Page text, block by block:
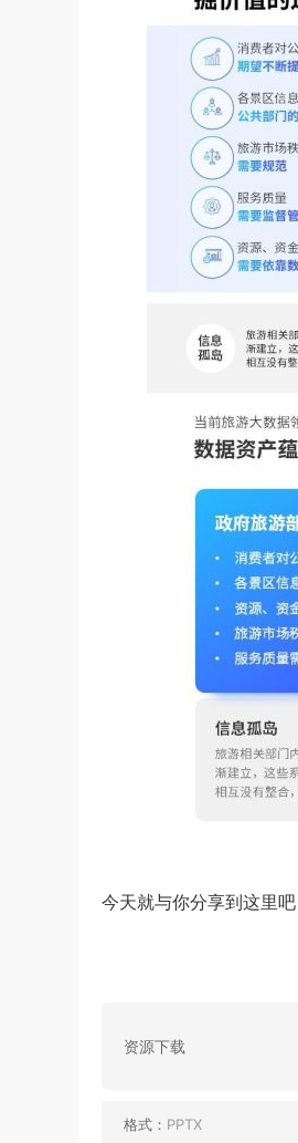
今天就与你分享到这里
资源下载
格式： PPTX